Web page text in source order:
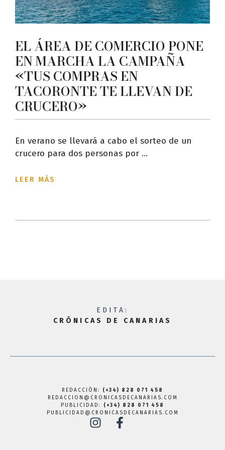
EL ÁREA DE COMERCIO PONE
EN MARCHA LA CAMPAÑA
«TUS COMPRAS EN
TACORONTE TE LLEVAN DE
CRUCERO»
En verano se llevará a cabo el sorteo de un
crucero para dos personas por ...
LEER MÁS
EDITA:
CRÓNICAS DE CANARIAS
REDACCIÓN: (+34) 828 071 458
REDACCION@CRONICASDECANARIAS.COM
PUBLICIDAD: (+34) 828 071 458
PUBLICIDAD@CRONICASDECANARIAS.COM